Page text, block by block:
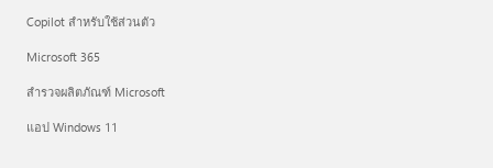
Copilot สำหรับใช้ส่วนตัว
Microsoft 365
สำรวจผลิตภัณฑ์ Microsoft
แอป Windows 11